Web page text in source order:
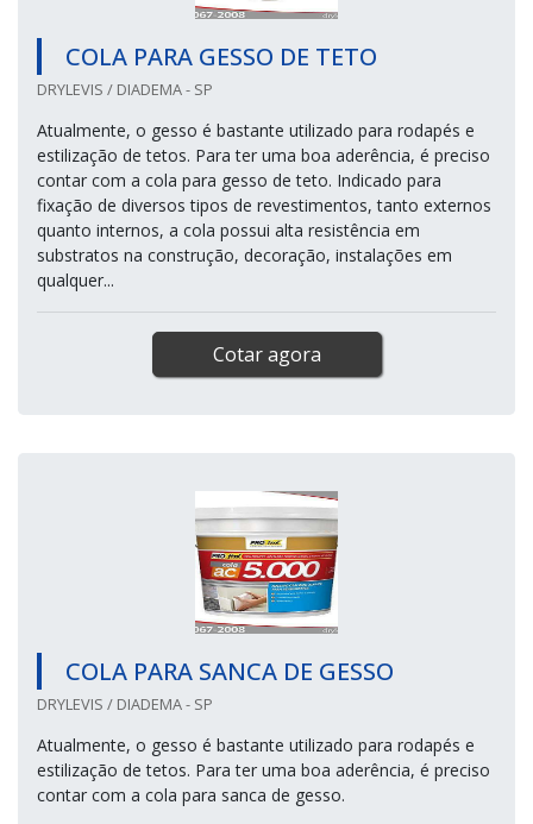
COLA PARA GESSO DE TETO
DRYLEVIS / DIADEMA - SP
Atualmente, o gesso é bastante utilizado para rodapés e
estilização de tetos. Para ter uma boa aderência, é preciso
contar com a cola para gesso de teto. Indicado para
fixação de diversos tipos de revestimentos, tanto externos
quanto internos, a cola possui alta resistência em
substratos na construção, decoração, instalações em
qualquer...
Cotar agora
COLA PARA SANCA DE GESSO
DRYLEVIS / DIADEMA - SP
Atualmente, o gesso é bastante utilizado para rodapés e
estilização de tetos. Para ter uma boa aderência, é preciso
contar com a cola para sanca de gesso.